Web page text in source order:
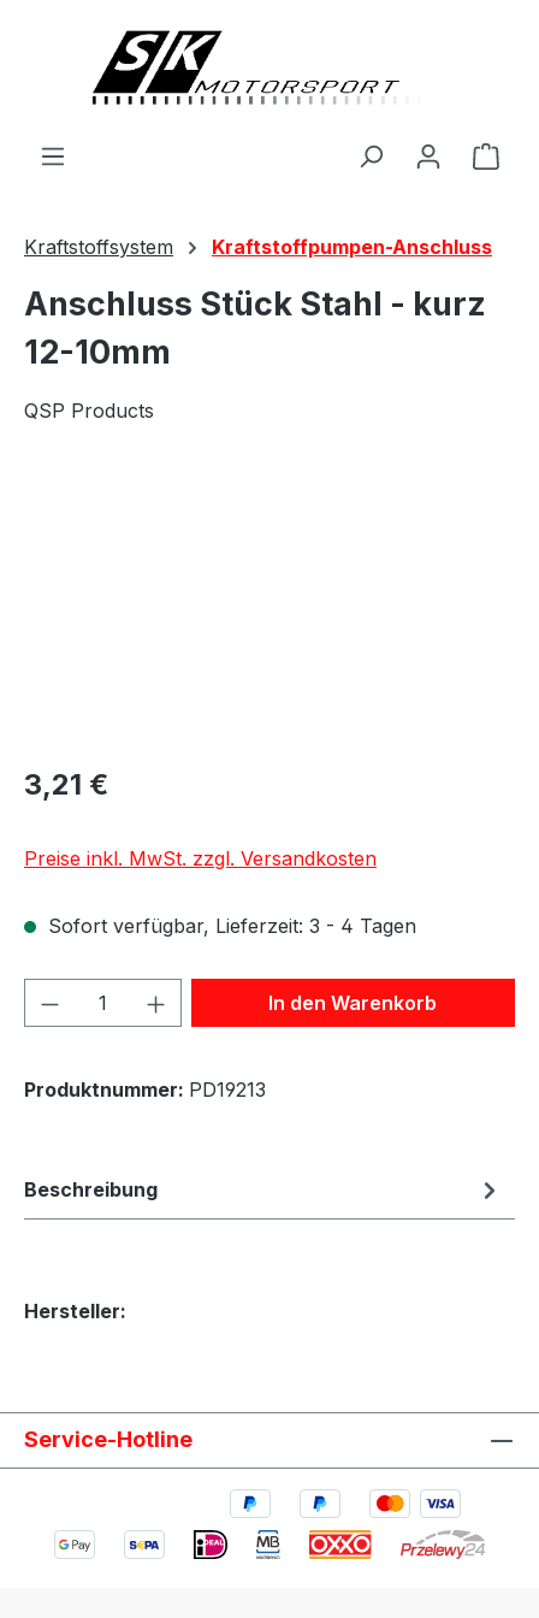
Kraftstoffsystem Kraftstoffpumpen-Anschluss
Anschluss Stück Stahl - kurz
12-10mm
QSP Products
3,21 €
Preise inkl. MwSt. zzgl. Versandkosten
Sofort verfügbar, Lieferzeit: 3 - 4 Tagen
Produkt Anzahl: Gib denIn den Warenkorb
Produktnummer: PD19213
Beschreibung
Hersteller:
Service-Hotline